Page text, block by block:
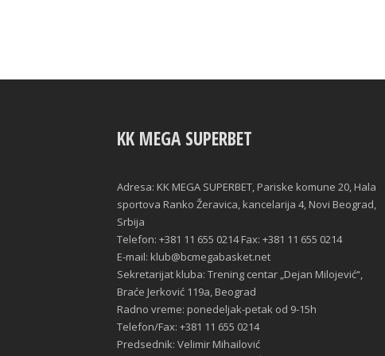
KK MEGA SUPERBET
Adresa: KK MEGA SUPERBET, Pariske komune 20, Hala
sportova Ranko Žeravica, kancelarija 4, Novi Beograd,
Srbija
Telefon: +381 11 655 0214 Fax: +381 11 655 0214
E-mail: klub@bcmegabasket.net
Sekretarijat kluba: Trening centar „Dejan Milojević“,
Braće Jerković 119a, Beograd
Radno vreme: ponedeljak-petak od 9-15h
Telefon/Fax: +381 11 655 0214
Predsednik: Velimir Mihailović